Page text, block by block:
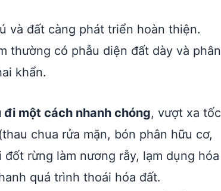
và đất càng phát triển hoàn thiện.
thường có phẫu diện đất dày và phân
khẩn.
một cách nhanh chóng, vượt xa tốc
chua rửa mặn, bón phân hữu cơ,
rừng làm nương rẫy, lạm dụng hóa
quá trình thoái hóa đất.